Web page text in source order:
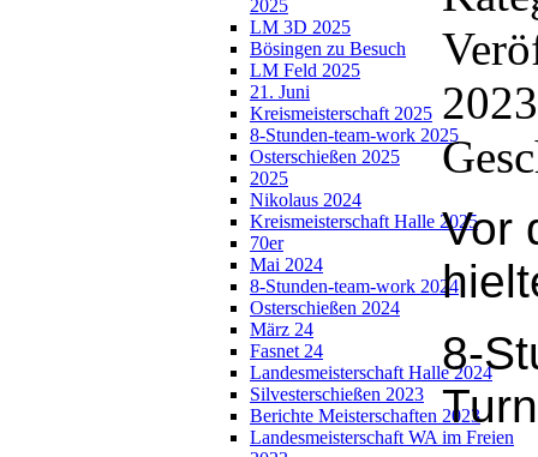
2025
LM 3D 2025
Bösingen zu Besuch
LM Feld 2025
21. Juni
Kreismeisterschaft 2025
8-Stunden-team-work 2025
Osterschießen 2025
2025
Nikolaus 2024
Kreismeisterschaft Halle 2025
70er
Mai 2024
8-Stunden-team-work 2024
Osterschießen 2024
März 24
Fasnet 24
Landesmeisterschaft Halle 2024
Silvesterschießen 2023
Berichte Meisterschaften 2023
Landesmeisterschaft WA im Freien
Vor
8-